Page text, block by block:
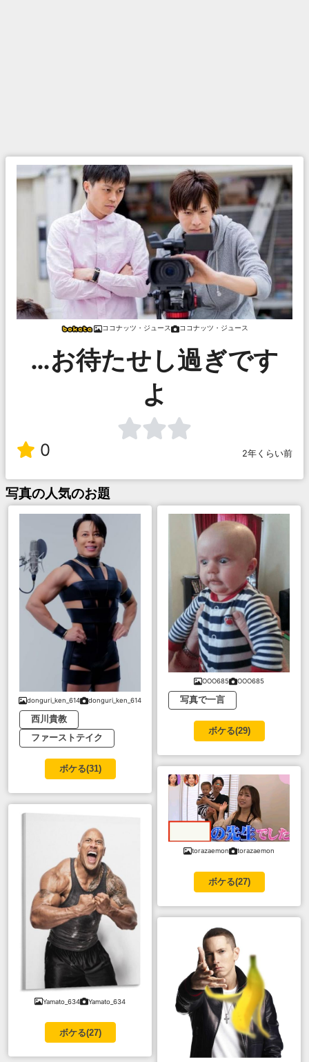
ココナッツ・ジュース ココナッツ・ジュース
…お待たせし過ぎです
よ
0 2年くらい前
写真の人気のお題
donguri_ken_614 donguri_ken_614
西川貴教
ファーストテイク
ボケる(31)
Yamato_634 Yamato_634
ボケる(27)
OOO685 OOO685
写真で一言
ボケる(29)
torazaemon torazaemon
ボケる(27)